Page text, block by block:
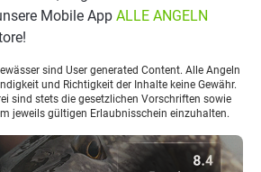
Mobile App ALLE ANGELN
sind User generated Content. Alle Angeln
und Richtigkeit der Inhalte keine Gewähr.
sind stets die gesetzlichen Vorschriften sowie
jeweils gültigen Erlaubnisschein einzuhalten.